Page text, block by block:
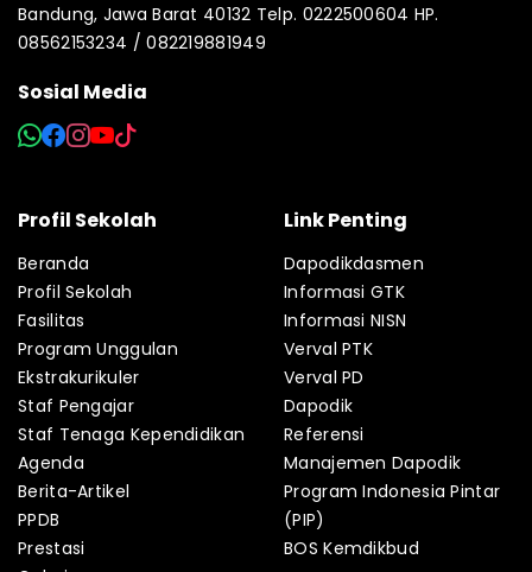
Bandung, Jawa Barat 40132 Telp. 0222500604 HP.
08562153234 / 082219881949
Sosial Media
Profil Sekolah
Beranda
Profil Sekolah
Fasilitas
Program Unggulan
Ekstrakurikuler
Staf Pengajar
Staf Tenaga Kependidikan
Agenda
Berita-Artikel
PPDB
Prestasi
Link Penting
Dapodikdasmen
Informasi GTK
Informasi NISN
Verval PTK
Verval PD
Dapodik
Referensi
Manajemen Dapodik
Program Indonesia Pintar
(PIP)
BOS Kemdikbud